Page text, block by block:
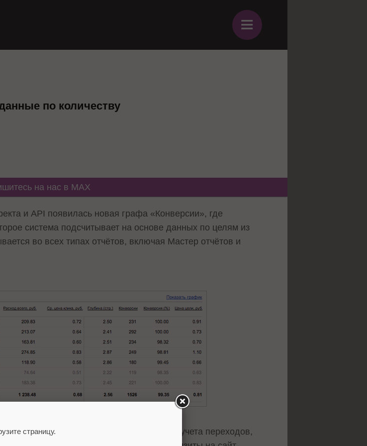
≡
по количеству
на нас в MAX
и API появилась новая графа «Конверсии», где
система подсчитывает на основе данных по целям из
во всех типах отчётов, включая Мастер отчётов и
целевых визитов подсчитывается без учета переходов,
страницу.